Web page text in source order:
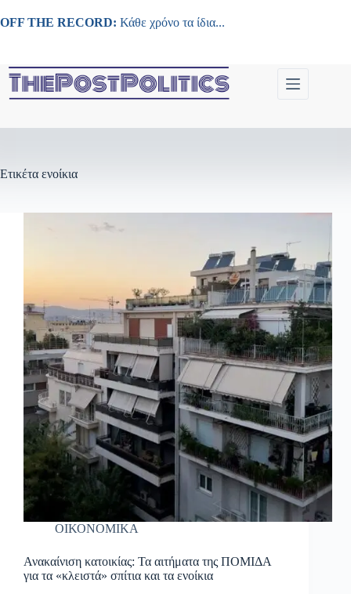
στο
OFF THE RECORD: Κάθε χρόνο τα ίδια...
Ετικέτα ενοίκια
ΟΙΚΟΝΟΜΙΚΑ
Ανακαίνιση κατοικίας: Τα αιτήματα της ΠΟΜΙΔΑ
για τα «κλειστά» σπίτια και τα ενοίκια